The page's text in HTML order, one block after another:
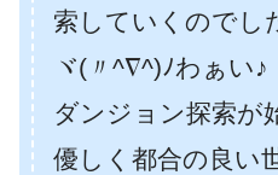
索していくのでし
ヾ(〃^∇^)ﾉわぁい♪
ダンジョン探索が
優しく都合の良い